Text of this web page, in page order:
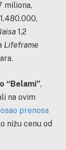
miliona,
1.480.000,
1,2
Lifeframe
“Belami”,
na ovim
prenosa
nižu cenu od